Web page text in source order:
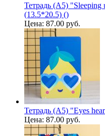
Тетрадь (A5)
(13.5*20.5) ()
Цена: 87.00 руб.
Тетрадь (A5) "Eyes
Цена: 87.00 руб.